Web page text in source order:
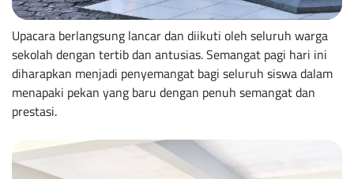
Upacara berlangsung lancar dan diikuti oleh seluruh warga
sekolah dengan tertib dan antusias. Semangat pagi hari ini
diharapkan menjadi penyemangat bagi seluruh siswa dalam
menapaki pekan yang baru dengan penuh semangat dan
prestasi.